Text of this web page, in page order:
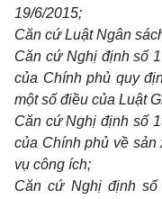
19/6/2015;
Căn cứ Luật Ngân
Căn cứ Nghị định số
của Chính phủ quy
một số điều của Luật
Căn cứ Nghị định số
của Chính phủ về sản
vụ công ích;
Căn cứ Nghị định số